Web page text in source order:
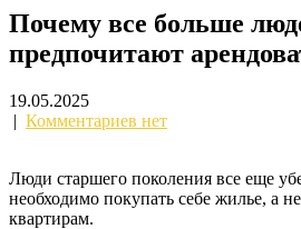
Почему все больше
предпочитают
19.05.2025
| Комментариев нет
Люди старшего поколения все еще
необходимо покупать себе жилье, а
квартирам.